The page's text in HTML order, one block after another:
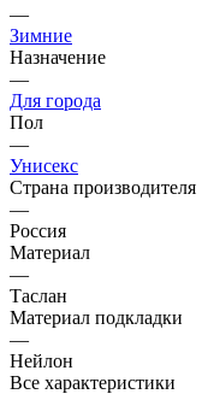
—
Зимние
Назначение
—
Для города
Пол
—
Унисекс
Страна производителя
—
Россия
Материал
—
Таслан
Материал подкладки
—
Нейлон
Все характеристики